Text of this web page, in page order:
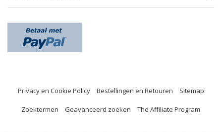
Privacy en Cookie Policy Bestellingen en Retouren Sitemap
Zoektermen Geavanceerd zoeken The Affiliate Program